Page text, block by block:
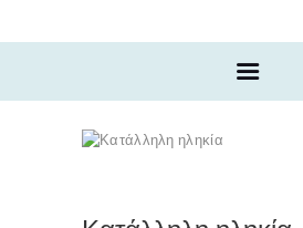
ΠΑΙΔΙΑ